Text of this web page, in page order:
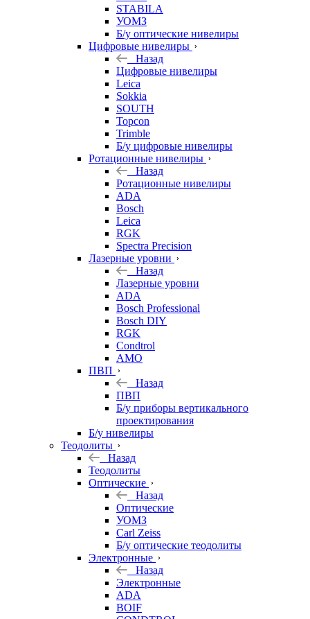
STABILA
УОМЗ
Б/у оптические нивелиры
Цифровые нивелиры
Назад
Цифровые нивелиры
Leica
Sokkia
SOUTH
Topcon
Trimble
Б/у цифровые нивелиры
Ротационные нивелиры
Назад
Ротационные нивелиры
ADA
Bosch
Leica
RGK
Spectra Precision
Лазерные уровни
Назад
Лазерные уровни
ADA
Bosch Professional
Bosch DIY
RGK
Condtrol
AMO
ПВП
Назад
ПВП
Б/у приборы вертикального
проектирования
Б/у нивелиры
Теодолиты
Назад
Теодолиты
Оптические
Назад
Оптические
УОМЗ
Carl Zeiss
Б/у оптические теодолиты
Электронные
Назад
Электронные
ADA
BOIF